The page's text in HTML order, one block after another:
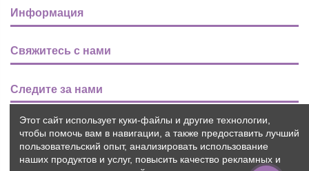
Информация
Свяжитесь с нами
Следите за нами
Новости
Этот сайт использует куки-файлы и другие технологии,
чтобы помочь вам в навигации, а также предоставить лучший
пользовательский опыт, анализировать использование
наших продуктов и услуг, повысить качество рекламных и